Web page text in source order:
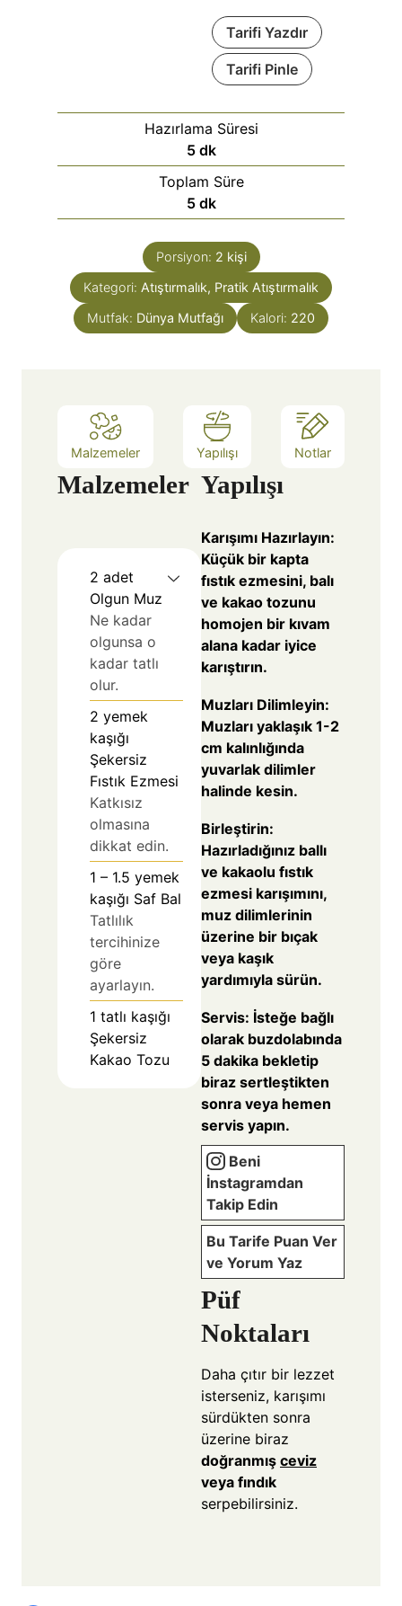
Tarifi Yazdır
Tarifi Pinle
Hazırlama Süresi
5 dk
Toplam Süre
5 dk
Porsiyon: 2 kişi
Kategori: Atıştırmalık, Pratik Atıştırmalık
Mutfak: Dünya Mutfağı Kalori: 220
Malzemeler Yapılışı Notlar
Malzemeler
2 adet
Olgun Muz
Ne kadar
olgunsa o
kadar tatlı
olur.
2 yemek
kaşığı
Şekersiz
Fıstık Ezmesi
Katkısız
olmasına
dikkat edin.
1 – 1.5 yemek
kaşığı Saf Bal
Tatlılık
tercihinize
göre
ayarlayın.
1 tatlı kaşığı
Şekersiz
Kakao Tozu
Yapılışı
Karışımı Hazırlayın:
Küçük bir kapta
fıstık ezmesini, balı
ve kakao tozunu
homojen bir kıvam
alana kadar iyice
karıştırın.
Muzları Dilimleyin:
Muzları yaklaşık 1-2
cm kalınlığında
yuvarlak dilimler
halinde kesin.
Birleştirin:
Hazırladığınız ballı
ve kakaolu fıstık
ezmesi karışımını,
muz dilimlerinin
üzerine bir bıçak
veya kaşık
yardımıyla sürün.
Servis: İsteğe bağlı
olarak buzdolabında
5 dakika bekletip
biraz sertleştikten
sonra veya hemen
servis yapın.
Beni
İnstagramdan
Takip Edin
Bu Tarife Puan Ver
ve Yorum Yaz
Püf
Noktaları
Daha çıtır bir lezzet
isterseniz, karışımı
sürdükten sonra
üzerine biraz
doğranmış ceviz
veya fındık
serpebilirsiniz.